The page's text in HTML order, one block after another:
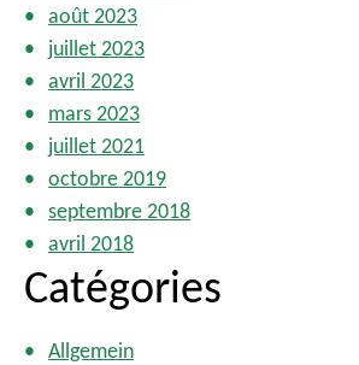
août 2023
juillet 2023
avril 2023
mars 2023
juillet 2021
octobre 2019
septembre 2018
avril 2018
Catégories
Allgemein